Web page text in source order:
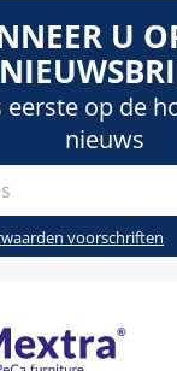
U
eerste op de
nieuws
voorschriften